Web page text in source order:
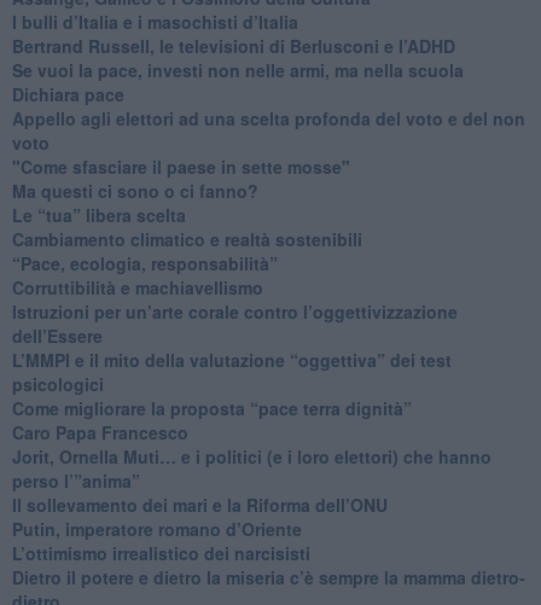
​I bulli d’Italia e i masochisti d’Italia
​Bertrand Russell, le televisioni di Berlusconi e l’ADHD
​Se vuoi la pace, investi non nelle armi, ma nella scuola
​Dichiara pace
​Appello agli elettori ad una scelta profonda del voto e del non
voto
"Come sfasciare il paese in sette mosse"
​Ma questi ci sono o ci fanno?
​Le “tua” libera scelta
Cambiamento climatico e realtà sostenibili
“Pace, ecologia, responsabilità”
​Corruttibilità e machiavellismo
Istruzioni per un’arte corale contro l’oggettivizzazione
dell’Essere
​L’MMPI e il mito della valutazione “oggettiva” dei test
psicologici
Come migliorare la proposta “pace terra dignità”
Caro Papa Francesco
​Jorit, Ornella Muti… e i politici (e i loro elettori) che hanno
perso l’”anima”
​Il sollevamento dei mari e la Riforma dell’ONU
Putin, imperatore romano d’Oriente
​L’ottimismo irrealistico dei narcisisti
​Dietro il potere e dietro la miseria c’è sempre la mamma dietro-